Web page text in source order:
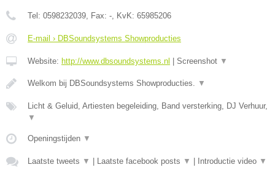
Tel: 0598232039 , Fax: - , KvK: 65985206
E-mail › DBSoundsystems Showproducties
Website: http://www.dbsoundsystems.nl | Screenshot ▼
Welkom bij DBSoundsystems Showproducties. ▼
Licht & Geluid, Artiesten begeleiding, Band versterking, DJ Verhuur,
▼
Openingstijden ▼
Laatste tweets ▼ | Laatste facebook posts ▼ | Introductie video ▼